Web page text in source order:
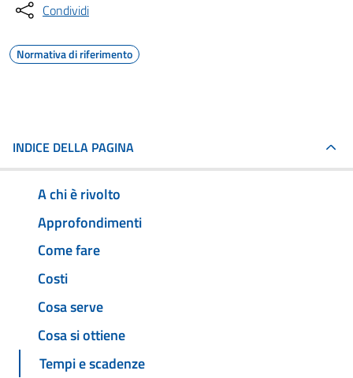
Condividi
Normativa di riferimento
INDICE DELLA PAGINA
A chi è rivolto
Approfondimenti
Come fare
Costi
Cosa serve
Cosa si ottiene
Tempi e scadenze